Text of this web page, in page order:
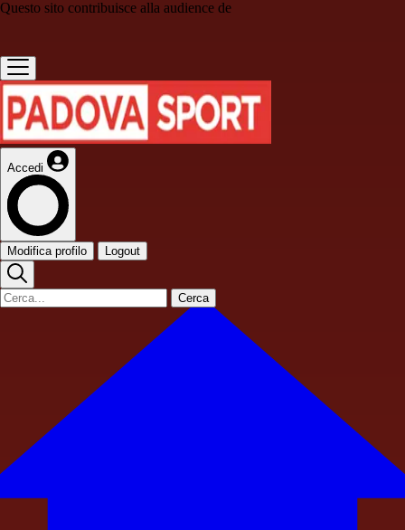
Questo sito contribuisce alla audience de
Accedi
Modifica profilo Logout
Cerca